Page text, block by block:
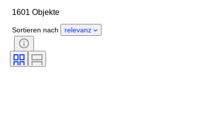
Geschlecht
Zertifikat
Stil
Unterschrift
Währung
Angegebene Größe
1601 Objekte
Sortieren nach relevanz